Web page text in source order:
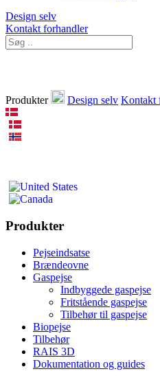
Design selv
Kontakt forhandler
Produkter Design selv Kontakt
Produkter
Pejseindsatse
Brændeovne
Gaspejse
Indbyggede gaspejse
Fritstående gaspejse
Tilbehør til gaspejse
Biopejse
Tilbehør
RAIS 3D
Dokumentation og guides